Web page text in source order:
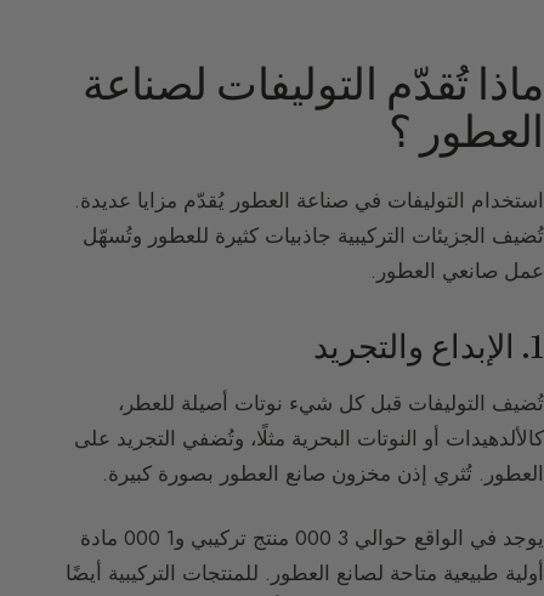
ماذا تُقدّم التوليفات لصناعة
العطور ؟
استخدام التوليفات في صناعة العطور يُقدّم مزايا عديدة.
تُضيف الجزيئات التركيبية جاذبيات كثيرة للعطور وتُسهّل
عمل صانعي العطور.
1. الإبداع والتجريد
تُضيف التوليفات قبل كل شيء نوتات أصيلة للعطر،
كالألدهيدات أو النوتات البحرية مثلًا، وتُضفي التجريد على
العطور. تُثري إذن مخزون صانع العطور بصورة كبيرة.
يوجد في الواقع حوالي 3 000 منتج تركيبي و1 000 مادة
أولية طبيعية متاحة لصانع العطور. للمنتجات التركيبية أيضًا